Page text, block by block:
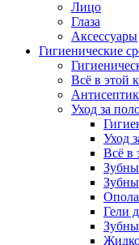
Лицо
Глаза
Аксессуары
Гигиенические
Всё в этой
Уход за
Уход
Всё в
Гели